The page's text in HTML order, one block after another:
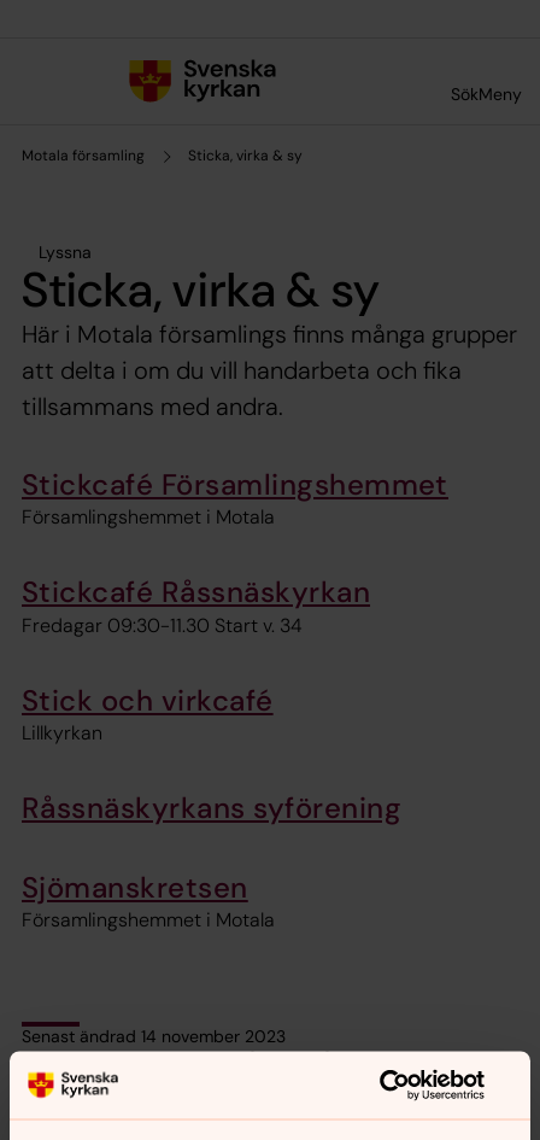
SökMeny
Motala församling Sticka, virka & sy
Lyssna
Sticka, virka & sy
Här i Motala församlings finns många grupper
att delta i om du vill handarbeta och fika
tillsammans med andra.
Stickcafé Församlingshemmet
Församlingshemmet i Motala
Stickcafé Råssnäskyrkan
Fredagar 09:30-11.30 Start v. 34
Stick och virkcafé
Lillkyrkan
Råssnäskyrkans syförening
Sjömanskretsen
Församlingshemmet i Motala
Senast ändrad 14 november 2023
Synpunkter eller frågor på sidans
innehåll?